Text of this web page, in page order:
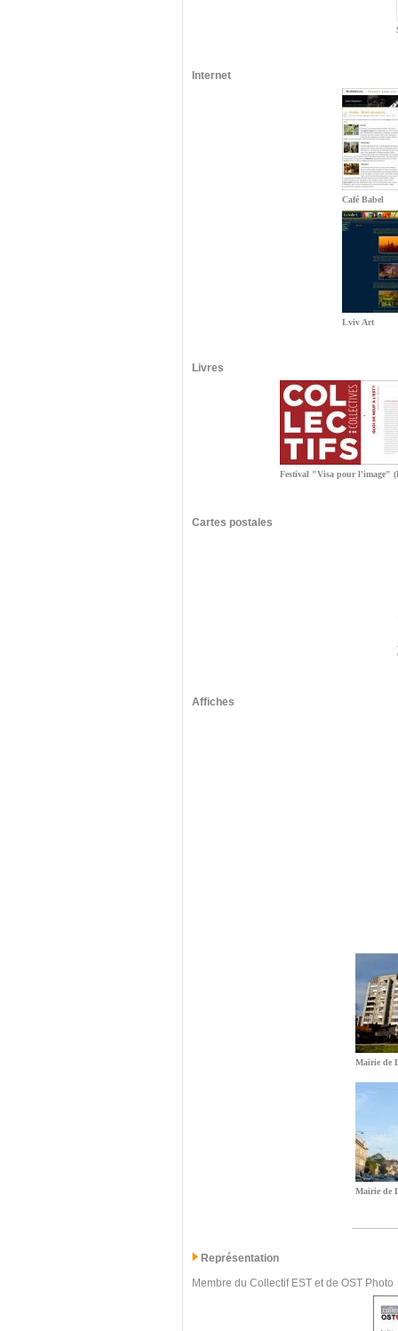
Internet
Café Babel
Lviv Art
Livres
Festival "Visa pour l'image"
Cartes postales
Affiches
Mairie de
Mairie de
Représentation
Membre du Collectif EST et de OST Photo